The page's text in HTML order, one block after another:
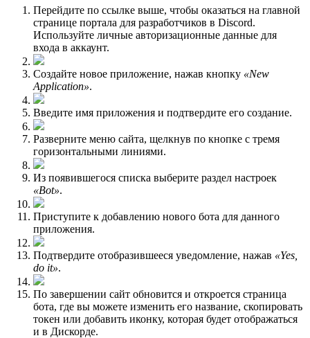
Перейдите по ссылке выше, чтобы оказаться на главной
странице портала для разработчиков в Discord.
Используйте личные авторизационные данные для
входа в аккаунт.
Создайте новое приложение, нажав кнопку «New
Application».
Введите имя приложения и подтвердите его создание.
Разверните меню сайта, щелкнув по кнопке с тремя
горизонтальными линиями.
Из появившегося списка выберите раздел настроек
«Bot».
Приступите к добавлению нового бота для данного
приложения.
Подтвердите отобразившееся уведомление, нажав «Yes,
do it».
По завершении сайт обновится и откроется страница
бота, где вы можете изменить его название, скопировать
токен или добавить иконку, которая будет отображаться
и в Дискорде.